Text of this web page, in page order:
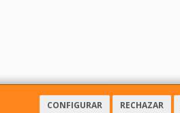
CONFIGURAR RECHAZAR